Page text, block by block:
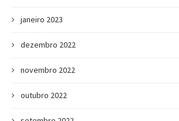
janeiro 2023
dezembro 2022
novembro 2022
outubro 2022